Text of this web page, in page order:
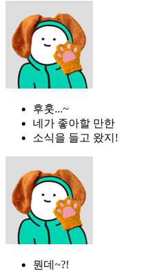
후훗...~
네가 좋아할 만한
소식을 들고 왔지!
뭔데~?!